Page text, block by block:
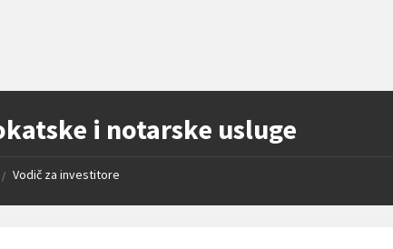
i notarske usluge
/ Vodič za investitore